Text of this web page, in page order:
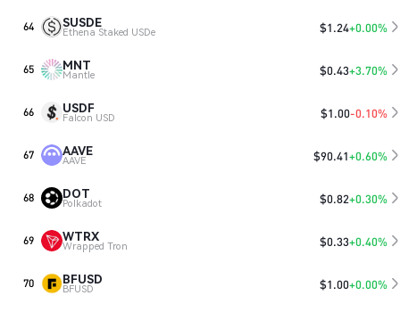
64 SUSDE
Ethena Staked USDe $1.24+0.00%
65 MNT
Mantle $0.43+3.70%
66 USDF
Falcon USD $1.00-0.10%
67 AAVE
AAVE $90.41+0.60%
68 DOT
Polkadot $0.82+0.30%
69 WTRX
Wrapped Tron $0.33+0.40%
70 BFUSD
BFUSD $1.00+0.00%